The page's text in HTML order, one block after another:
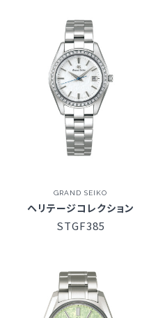
GRAND SEIKO
ヘリテージコレクション
STGF385